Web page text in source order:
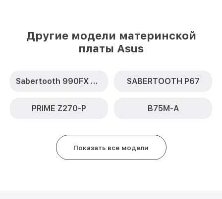
Другие модели материнской
платы Asus
Sabertooth 990FX R2.0 SABERTOOTH P67
PRIME Z270-P B75M-A
Показать все модели